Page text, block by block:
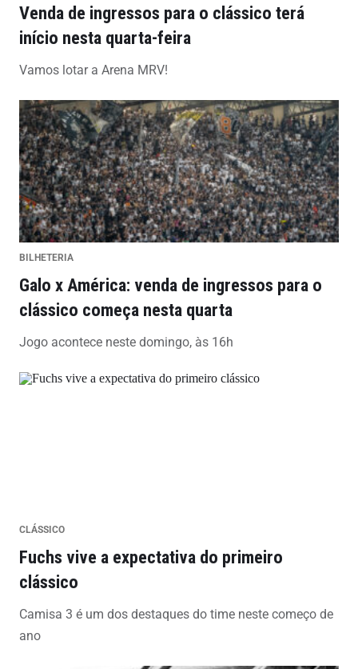
Venda de ingressos para o clássico terá
início nesta quarta-feira
Vamos lotar a Arena MRV!
BILHETERIA
Galo x América: venda de ingressos para o
clássico começa nesta quarta
Jogo acontece neste domingo, às 16h
CLÁSSICO
Fuchs vive a expectativa do primeiro
clássico
Camisa 3 é um dos destaques do time neste começo de
ano